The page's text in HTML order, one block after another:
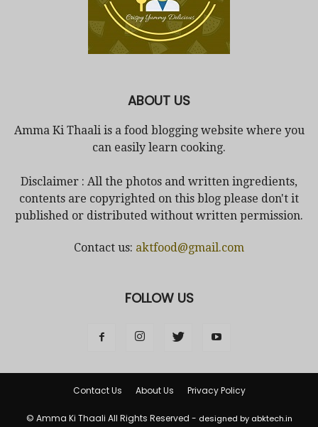
ABOUT US
Amma Ki Thaali is a food blogging website where you
can easily learn cooking.
Disclaimer : All the photos and written ingredients,
contents are copyrighted on this blog please don't it
published or distributed without written permission.
Contact us: aktfood@gmail.com
FOLLOW US
Contact Us About Us Privacy Policy
© Amma Ki Thaali All Rights Reserved - designed by abktech.in